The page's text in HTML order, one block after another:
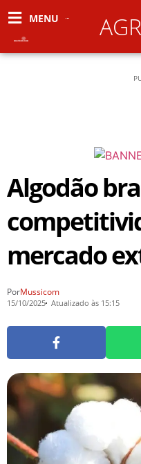
MENU
Algodão
mercado
PorMussicom
15/10/2025 Atualizado às 15:15